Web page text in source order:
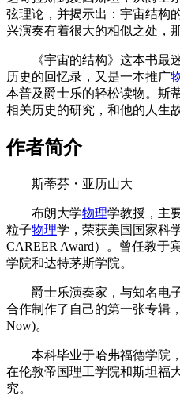
弦理论，并揭示出：宇宙结构
兴演奏有着很大的相似之处，
《宇宙的结构》这本书最
历史的回忆录，又是一本推广
本普及爵士乐的轻松读物。斯
相关历史的研究，和他的人生
作者简介
斯蒂芬・亚历山大
布朗大学物理学教授，主
粒子物理学，荣获美国国家科
CAREER Award）。曾任教于
学院和达特茅斯学院。
爵士乐演奏家，与知名电
合作制作了自己的第一张专辑
Now)。
本科毕业于哈弗福德学院
在伦敦帝国理工学院和斯坦福
究。